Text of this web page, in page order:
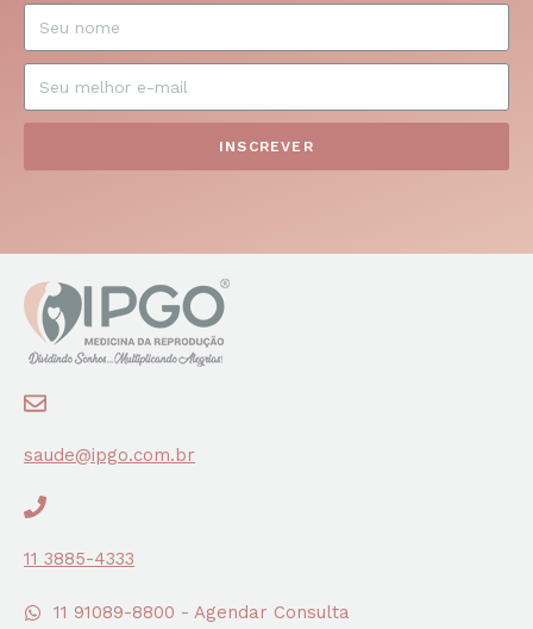
INSCREVER
saude@ipgo.com.br
11 3885-4333
11 91089-8800 - Agendar Consulta